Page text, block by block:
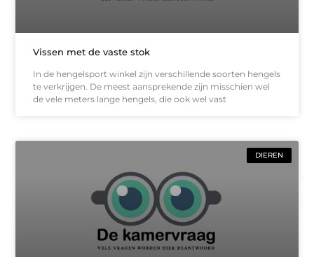
Vissen met de vaste stok
In de hengelsport winkel zijn verschillende soorten hengels
te verkrijgen. De meest aansprekende zijn misschien wel
de vele meters lange hengels, die ook wel vast
DIEREN